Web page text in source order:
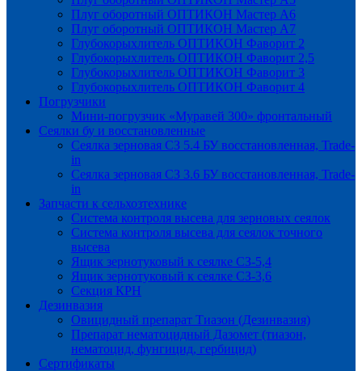
Плуг оборотный ОПТИКОН Мастер А6
Плуг оборотный ОПТИКОН Мастер А7
Глубокорыхлитель ОПТИКОН Фаворит 2
Глубокорыхлитель ОПТИКОН Фаворит 2,5
Глубокорыхлитель ОПТИКОН Фаворит 3
Глубокорыхлитель ОПТИКОН Фаворит 4
Погрузчики
Мини-погрузчик «Муравей 300» фронтальный
Сеялки бу и восстановленные
Сеялка зерновая СЗ 5.4 БУ восстановленная, Trade-
in
Сеялка зерновая СЗ 3.6 БУ восстановленная, Trade-
in
Запчасти к сельхозтехнике
Система контроля высева для зерновых сеялок
Система контроля высева для сеялок точного
высева
Ящик зернотуковый к сеялке СЗ-5,4
Ящик зернотуковый к сеялке СЗ-3,6
Секция КРН
Дезинвазия
Овицидный препарат Тиазон (Дезинвазия)
Препарат нематоцидный Дазомет (тиазон,
нематоцид, фунгицид, гербицид)
Сертификаты